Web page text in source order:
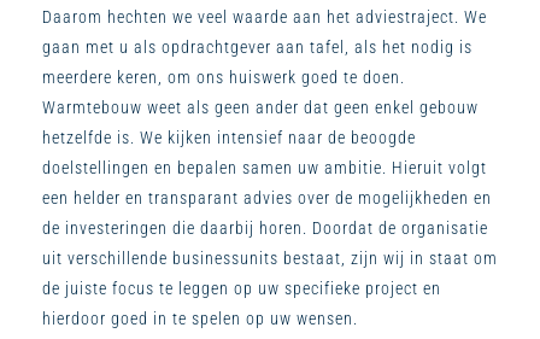
Daarom hechten we veel waarde aan het adviestraject. We
gaan met u als opdrachtgever aan tafel, als het nodig is
meerdere keren, om ons huiswerk goed te doen.
Warmtebouw weet als geen ander dat geen enkel gebouw
hetzelfde is. We kijken intensief naar de beoogde
doelstellingen en bepalen samen uw ambitie. Hieruit volgt
een helder en transparant advies over de mogelijkheden en
de investeringen die daarbij horen. Doordat de organisatie
uit verschillende businessunits bestaat, zijn wij in staat om
de juiste focus te leggen op uw specifieke project en
hierdoor goed in te spelen op uw wensen.